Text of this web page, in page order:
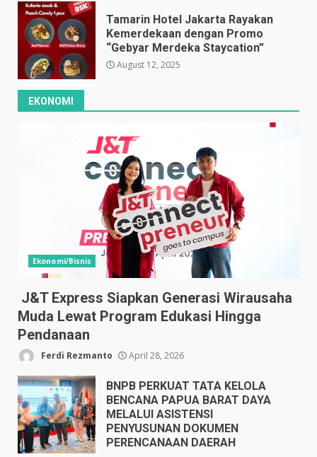
Tamarin Hotel Jakarta Rayakan
Kemerdekaan dengan Promo
“Gebyar Merdeka Staycation”
August 12, 2025
EKONOMI
Ekonomi/Bisnis
J&T Express Siapkan Generasi Wirausaha
Muda Lewat Program Edukasi Hingga
Pendanaan
Ferdi Rezmanto April 28, 2026
BNPB PERKUAT TATA KELOLA
BENCANA PAPUA BARAT DAYA
MELALUI ASISTENSI
PENYUSUNAN DOKUMEN
PERENCANAAN DAERAH